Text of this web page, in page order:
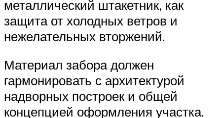
металлический штакетник, как
защита от холодных ветров и
нежелательных вторжений.
Материал забора должен
гармонировать с архитектурой
надворных построек и общей
концепцией оформления участка.